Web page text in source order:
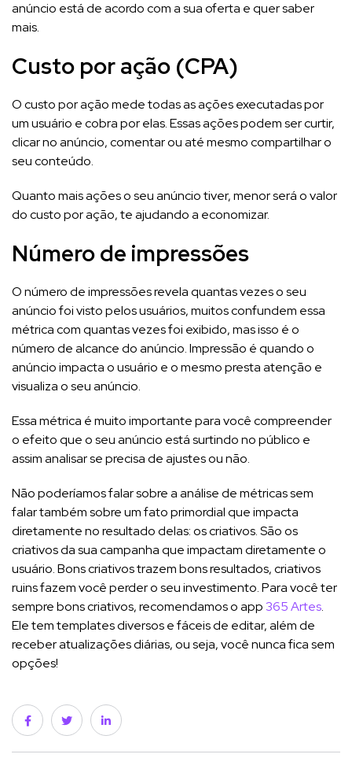
anúncio está de acordo com a sua oferta e quer saber
mais.
Custo por ação (CPA)
O custo por ação mede todas as ações executadas por
um usuário e cobra por elas. Essas ações podem ser curtir,
clicar no anúncio, comentar ou até mesmo compartilhar o
seu conteúdo.
Quanto mais ações o seu anúncio tiver, menor será o valor
do custo por ação, te ajudando a economizar.
Número de impressões
O número de impressões revela quantas vezes o seu
anúncio foi visto pelos usuários, muitos confundem essa
métrica com quantas vezes foi exibido, mas isso é o
número de alcance do anúncio. Impressão é quando o
anúncio impacta o usuário e o mesmo presta atenção e
visualiza o seu anúncio.
Essa métrica é muito importante para você compreender
o efeito que o seu anúncio está surtindo no público e
assim analisar se precisa de ajustes ou não.
Não poderíamos falar sobre a análise de métricas sem
falar também sobre um fato primordial que impacta
diretamente no resultado delas: os criativos. São os
criativos da sua campanha que impactam diretamente o
usuário. Bons criativos trazem bons resultados, criativos
ruins fazem você perder o seu investimento. Para você ter
sempre bons criativos, recomendamos o app365 Artes.
Ele tem templates diversos e fáceis de editar, além de
receber atualizações diárias, ou seja, você nunca fica sem
opções!